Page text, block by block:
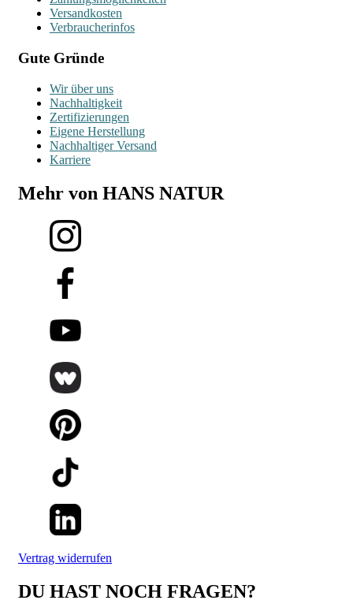
Versandkosten
Verbraucherinfos
Gute Gründe
Wir über uns
Nachhaltigkeit
Zertifizierungen
Eigene Herstellung
Nachhaltiger Versand
Karriere
Mehr von HANS NATUR
Vertrag widerrufen
DU HAST NOCH FRAGEN?